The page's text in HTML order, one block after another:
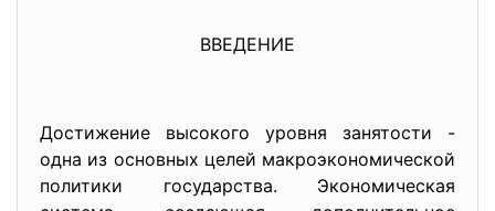
ВВЕДЕНИЕ
Достижение высокого уровня занятости -
одна из основных целей макроэкономической
политики государства. Экономическая